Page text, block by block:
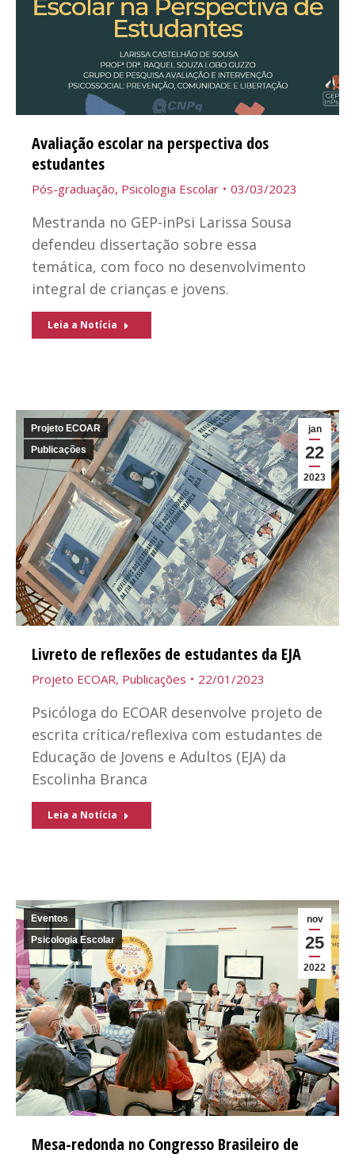
Avaliação escolar na perspectiva dos
estudantes
Pós-graduação, Psicologia Escolar 03/03/2023
Mestranda no GEP-inPsi Larissa Sousa
defendeu dissertação sobre essa
temática, com foco no desenvolvimento
integral de crianças e jovens.
Leia a Notícia
jan
22
2023
Projeto ECOAR
Publicações
Livreto de reflexões de estudantes da EJA
Projeto ECOAR, Publicações 22/01/2023
Psicóloga do ECOAR desenvolve projeto de
escrita crítica/reflexiva com estudantes de
Educação de Jovens e Adultos (EJA) da
Escolinha Branca
Leia a Notícia
nov
25
2022
Eventos
Psicologia Escolar
Mesa-redonda no Congresso Brasileiro de